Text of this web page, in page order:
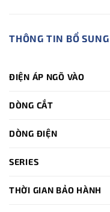
THÔNG TIN BỔ SUNG
ĐIỆN ÁP NGÕ VÀO
DÒNG CẮT
DÒNG ĐIỆN
SERIES
THỜI GIAN BẢO HÀNH